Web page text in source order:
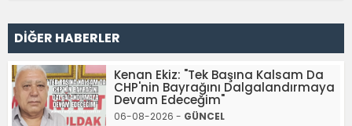
DİĞER HABERLER
Kenan Ekiz: "Tek Başına Kalsam Da
CHP'nin Bayrağını Dalgalandırmaya
Devam Edeceğim"
06-08-2026 - GÜNCEL